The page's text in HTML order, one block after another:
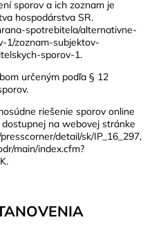
sporov a ich zoznam je
hospodárstva SR.
spotrebitela/alternativne-
1/zoznam-subjektov-
sporov-1.
určeným podľa § 12
riešenie sporov online
na webovej stránke
detail/sk/IP_16_297,
main/index.cfm?
.